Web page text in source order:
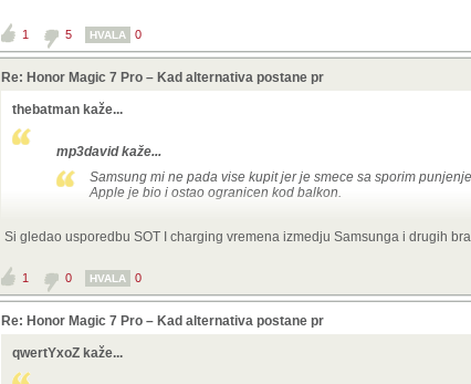
1 5 HVALA 0
Re: Honor Magic 7 Pro – Kad alternativa postane pr
thebatman kaže...
mp3david kaže...
Samsung mi ne pada vise kupit jer je smece sa sporim
Apple je bio i ostao ogranicen kod balkon.
Samsung ultra s23/s24/s25 imaju najbolje baterije u android svijetu i
Tako da...
Si gledao usporedbu SOT I charging vremena izmedju Samsunga i drugih
1 0 HVALA 0
Re: Honor Magic 7 Pro – Kad alternativa postane pr
qwertYxoZ kaže...